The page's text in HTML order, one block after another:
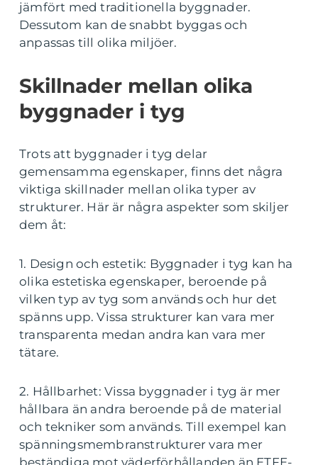
jämfört med traditionella byggnader.
Dessutom kan de snabbt byggas och
anpassas till olika miljöer.
Skillnader mellan olika
byggnader i tyg
Trots att byggnader i tyg delar
gemensamma egenskaper, finns det några
viktiga skillnader mellan olika typer av
strukturer. Här är några aspekter som skiljer
dem åt:
1. Design och estetik: Byggnader i tyg kan ha
olika estetiska egenskaper, beroende på
vilken typ av tyg som används och hur det
spänns upp. Vissa strukturer kan vara mer
transparenta medan andra kan vara mer
tätare.
2. Hållbarhet: Vissa byggnader i tyg är mer
hållbara än andra beroende på de material
och tekniker som används. Till exempel kan
spänningsmembranstrukturer vara mer
beständiga mot väderförhållanden än ETFE-